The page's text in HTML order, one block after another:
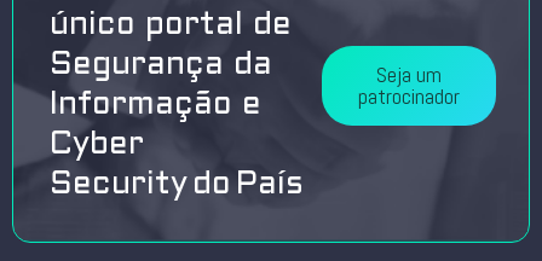
único portal de
Segurança da
Informação e
Cyber
Security do País
Seja um
patrocinador